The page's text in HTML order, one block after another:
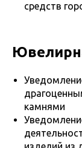
средств
камнями